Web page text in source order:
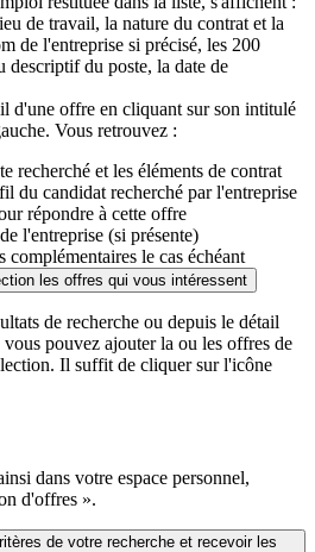
de travail, la nature du contrat et la
de l'entreprise si précisé, les 200
descriptif du poste, la date de
d'une offre en cliquant sur son intitulé
Vous retrouvez :
recherché et les éléments de contrat
du candidat recherché par l'entreprise
répondre à cette offre
l'entreprise (si présente)
complémentaires le cas échéant
les offres qui vous intéressent
de recherche ou depuis le détail
pouvez ajouter la ou les offres de
Il suffit de cliquer sur l'icône
dans votre espace personnel,
d'offres ».
de votre recherche et recevoir les